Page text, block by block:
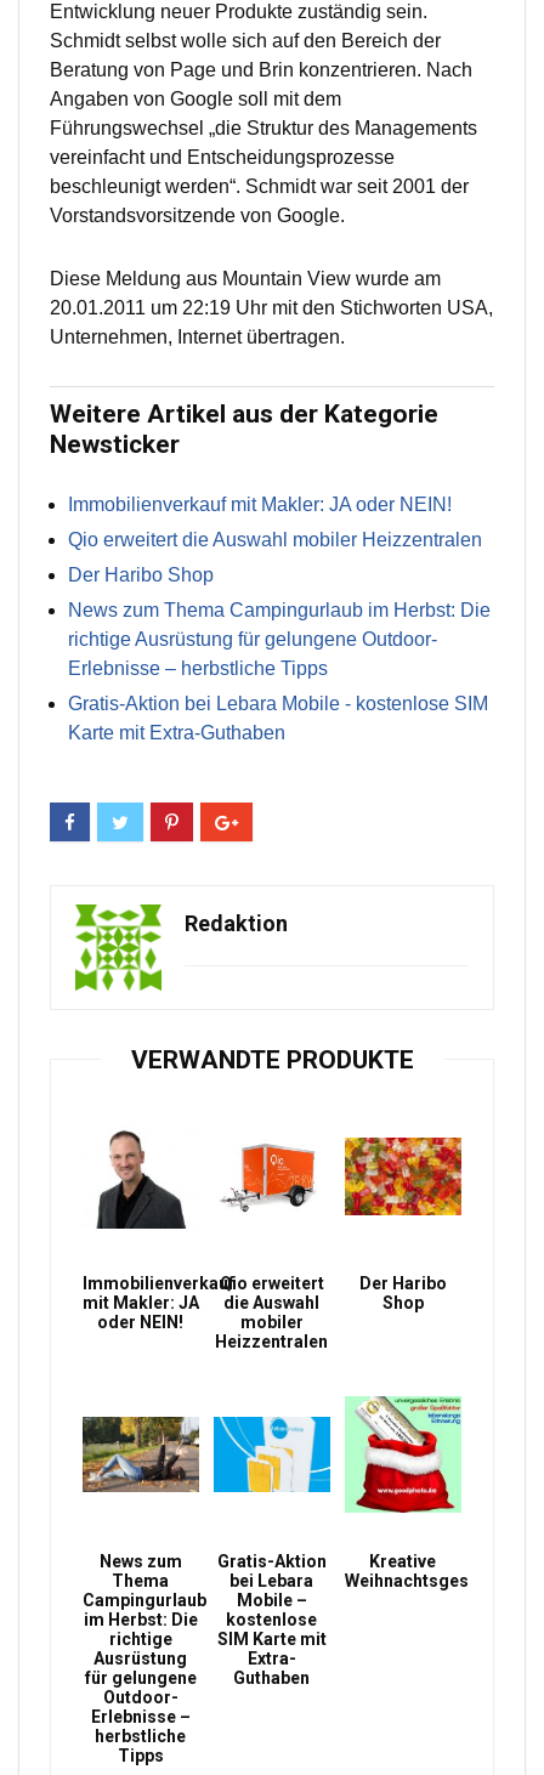
Entwicklung neuer Produkte zuständig sein.
Schmidt selbst wolle sich auf den Bereich der
Beratung von Page und Brin konzentrieren. Nach
Angaben von Google soll mit dem
Führungswechsel „die Struktur des Managements
vereinfacht und Entscheidungsprozesse
beschleunigt werden“. Schmidt war seit 2001 der
Vorstandsvorsitzende von Google.
Diese Meldung aus Mountain View wurde am
20.01.2011 um 22:19 Uhr mit den Stichworten USA,
Unternehmen, Internet übertragen.
Weitere Artikel aus der Kategorie
Newsticker
Immobilienverkauf mit Makler: JA oder NEIN!
Qio erweitert die Auswahl mobiler Heizzentralen
Der Haribo Shop
News zum Thema Campingurlaub im Herbst: Die
richtige Ausrüstung für gelungene Outdoor-
Erlebnisse – herbstliche Tipps
Gratis-Aktion bei Lebara Mobile - kostenlose SIM
Karte mit Extra-Guthaben
Redaktion
VERWANDTE PRODUKTE
Immobilienverkauf
mit Makler: JA
oder NEIN!
Qio erweitert
die Auswahl
mobiler
Heizzentralen
Der Haribo
Shop
News zum
Thema
Campingurlaub
im Herbst: Die
richtige
Ausrüstung
für gelungene
Outdoor-
Erlebnisse –
herbstliche
Tipps
Gratis-Aktion
bei Lebara
Mobile –
kostenlose
SIM Karte mit
Extra-
Guthaben
Kreative
Weihnachtsgeschenke